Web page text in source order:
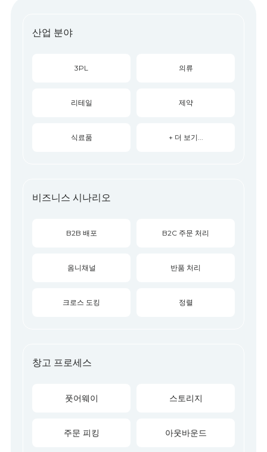
산업 분야
3PL 의류
리테일 제약
식료품 + 더 보기...
비즈니스 시나리오
B2B 배포 B2C 주문 처리
옴니채널 반품 처리
크로스 도킹 정렬
창고 프로세스
풋어웨이 스토리지
주문 피킹 아웃바운드